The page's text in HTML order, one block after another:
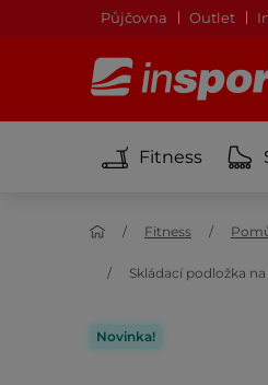
Půjčovna Outlet
Fitness
Fitness
Skládací podložka
Novinka!